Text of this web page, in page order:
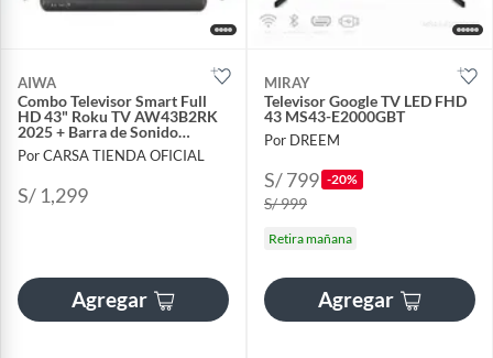
AIWA
Combo Televisor Smart Full
HD 43" Roku TV AW43B2RK
2025 + Barra de Sonido
AWSBH20 40W Bluetooth
Por CARSA TIENDA OFICIAL
S/ 1,299
Agregar
MIRAY
Televisor Google TV LED FHD
43 MS43-E2000GBT
Por DREEM
S/ 799 -20%
S/ 999
Retira mañana
Agregar